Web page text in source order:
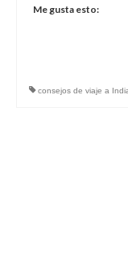
Me gusta esto:
consejos de viaje a